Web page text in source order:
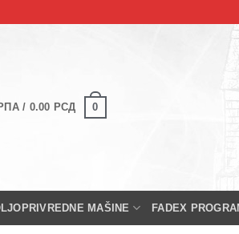
/ 0.00 РСД 0
MAŠINE FADEX